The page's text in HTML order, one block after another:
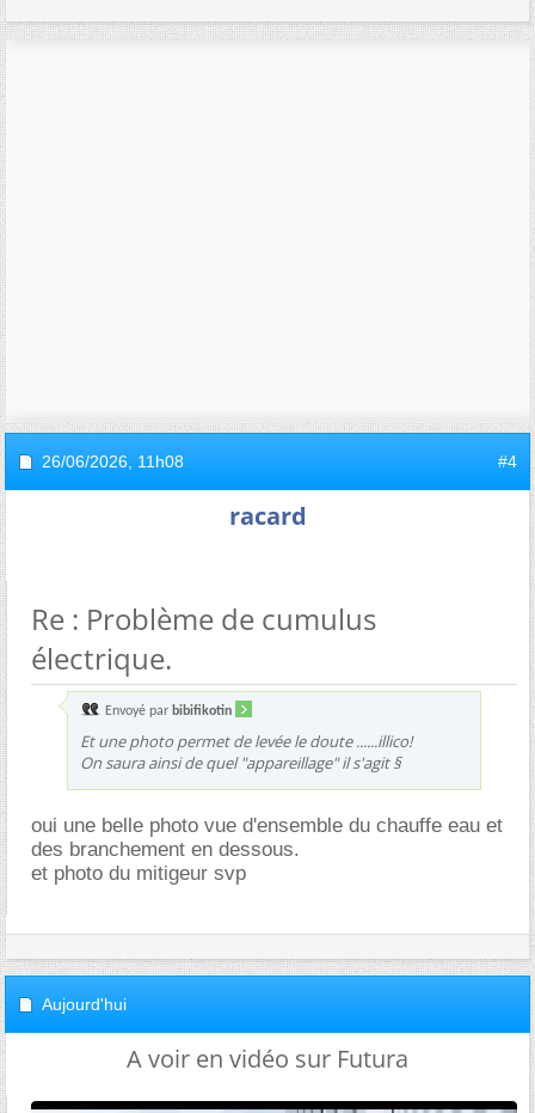
26/06/2026, 11h08 #4
racard
Re : Problème de cumulus
électrique.
Envoyé par bibifikotin
Et une photo permet de levée le doute ......illico!
On saura ainsi de quel "appareillage" il s'agit §
oui une belle photo vue d'ensemble du chauffe eau et
des branchement en dessous.
et photo du mitigeur svp
Aujourd'hui
A voir en vidéo sur Futura